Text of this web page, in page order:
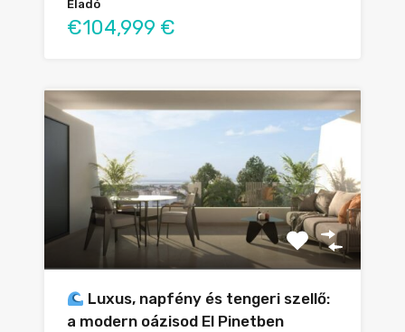
Eladó
€104,999 €
Luxus, napfény és tengeri szellő:
a modern oázisod El Pinetben